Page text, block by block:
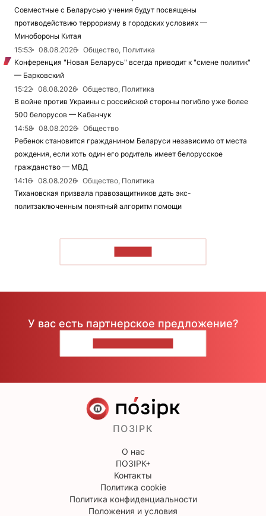
Совместные с Беларусью учения будут посвящены
противодействию терроризму в городских условиях —
Минобороны Китая
15:53
08.08.2026
Общество, Политика
Конференция "Новая Беларусь" всегда приводит к "смене политик"
— Барковский
15:22
08.08.2026
Общество, Политика
В войне против Украины с российской стороны погибло уже более
500 белорусов — Кабанчук
14:58
08.08.2026
Общество
Ребенок становится гражданином Беларуси независимо от места
рождения, если хоть один его родитель имеет белорусское
гражданство — МВД
14:16
08.08.2026
Общество, Политика
Тихановская призвала правозащитников дать экс-
политзаключенным понятный алгоритм помощи
У вас есть партнерское предложение?
ПОЗІРК
О нас
ПОЗІРК+
Контакты
Политика cookie
Политика конфиденциальности
Положения и условия